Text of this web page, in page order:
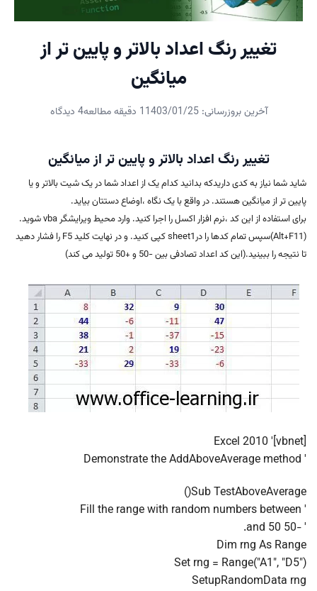
تغییر رنگ اعداد بالاتر و پایین تر از
میانگین
آخرین بروزرسانی: 1403/01/25 1 دقیقه مطالعه 4 دیدگاه
تغییر رنگ اعداد بالاتر و پایین تر از میانگین
شاید شما نیاز به کدی داریدکه بدانید کدام یک از اعداد شما در یک شیت بالاتر و یا
پایین تر از میانگین هستند. در واقع با یک نگاه ،اوضاع دستتان بیاید.
برای استفاده از این کد ،نرم افزار اکسل را اجرا کنید. وارد محیط ویرایشگر vba شوید.
(Alt+F11)سپس تمام کدها را درsheet1 کپی کنید. و در نهایت کلید F5 را فشار دهید
تا نتیجه را ببینید.(این کد اعداد تصادفی بین -50 و +50 تولید می کند)
[vbnet]' Excel 2010
' Demonstrate the AddAboveAverage method
Sub TestAboveAverage()
' Fill the range with random numbers between
' -50 and 50.
Dim rng As Range
Set rng = Range("A1", "D5")
SetupRandomData rng